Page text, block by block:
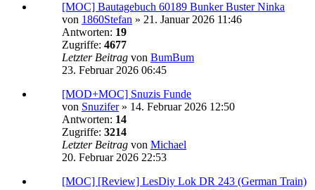
[MOC] Bautagebuch 60189 Bunker Buster Ninka
von 1860Stefan » 21. Januar 2026 11:46
Antworten: 19
Zugriffe: 4677
Letzter Beitrag von BumBum
23. Februar 2026 06:45
[MOD+MOC] Snuzis Funde
von Snuzifer» 14. Februar 2026 12:50
Antworten: 14
Zugriffe: 3214
Letzter Beitrag von Michael
20. Februar 2026 22:53
[MOC] [Review] LesDiy Lok DR 243 (German Train)